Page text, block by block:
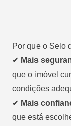
Por que o Selo
✔ Mais
que o imóvel
condições
✔ Mais
que está